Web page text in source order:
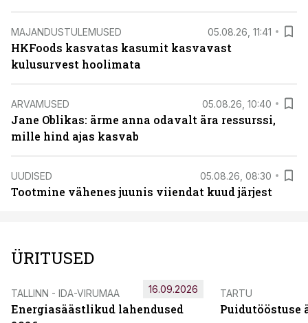
MAJANDUSTULEMUSED 05.08.26, 11:41
HKFoods kasvatas kasumit kasvavast
kulusurvest hoolimata
ARVAMUSED 05.08.26, 10:40
Jane Oblikas: ärme anna odavalt ära ressurssi,
mille hind ajas kasvab
UUDISED 05.08.26, 08:30
Tootmine vähenes juunis viiendat kuud järjest
ÜRITUSED
TALLINN - IDA-VIRUMAA
Energiasäästlikud lahendused
16.09.2026 TARTU
Puidutööstuse